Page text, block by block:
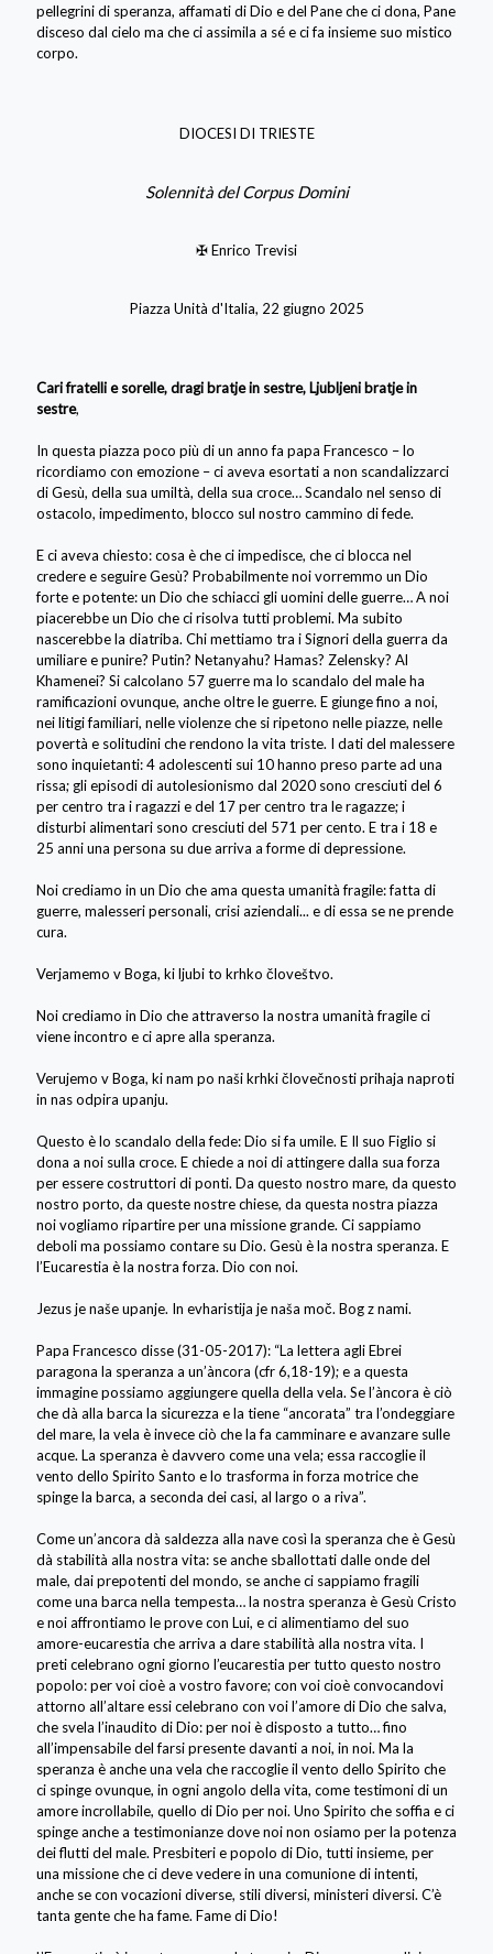
pellegrini di speranza, affamati di Dio e del Pane che ci dona, Pane
disceso dal cielo ma che ci assimila a sé e ci fa insieme suo mistico
corpo.
DIOCESI DI TRIESTE
Solennità del Corpus Domini
✠ Enrico Trevisi
Piazza Unità d'Italia, 22 giugno 2025
Cari fratelli e sorelle, dragi bratje in sestre, Ljubljeni bratje in
sestre,
In questa piazza poco più di un anno fa papa Francesco – lo
ricordiamo con emozione – ci aveva esortati a non scandalizzarci
di Gesù, della sua umiltà, della sua croce… Scandalo nel senso di
ostacolo, impedimento, blocco sul nostro cammino di fede.
E ci aveva chiesto: cosa è che ci impedisce, che ci blocca nel
credere e seguire Gesù? Probabilmente noi vorremmo un Dio
forte e potente: un Dio che schiacci gli uomini delle guerre… A noi
piacerebbe un Dio che ci risolva tutti problemi. Ma subito
nascerebbe la diatriba. Chi mettiamo tra i Signori della guerra da
umiliare e punire? Putin? Netanyahu? Hamas? Zelensky? Al
Khamenei? Si calcolano 57 guerre ma lo scandalo del male ha
ramificazioni ovunque, anche oltre le guerre. E giunge fino a noi,
nei litigi familiari, nelle violenze che si ripetono nelle piazze, nelle
povertà e solitudini che rendono la vita triste. I dati del malessere
sono inquietanti: 4 adolescenti sui 10 hanno preso parte ad una
rissa; gli episodi di autolesionismo dal 2020 sono cresciuti del 6
per centro tra i ragazzi e del 17 per centro tra le ragazze; i
disturbi alimentari sono cresciuti del 571 per cento. E tra i 18 e
25 anni una persona su due arriva a forme di depressione.
Noi crediamo in un Dio che ama questa umanità fragile: fatta di
guerre, malesseri personali, crisi aziendali... e di essa se ne prende
cura.
Verjamemo v Boga, ki ljubi to krhko človeštvo.
Noi crediamo in Dio che attraverso la nostra umanità fragile ci
viene incontro e ci apre alla speranza.
Verujemo v Boga, ki nam po naši krhki človečnosti prihaja naproti
in nas odpira upanju.
Questo è lo scandalo della fede: Dio si fa umile. E Il suo Figlio si
dona a noi sulla croce. E chiede a noi di attingere dalla sua forza
per essere costruttori di ponti. Da questo nostro mare, da questo
nostro porto, da queste nostre chiese, da questa nostra piazza
noi vogliamo ripartire per una missione grande. Ci sappiamo
deboli ma possiamo contare su Dio. Gesù è la nostra speranza. E
l’Eucarestia è la nostra forza. Dio con noi.
Jezus je naše upanje. In evharistija je naša moč. Bog z nami.
Papa Francesco disse (31-05-2017): “La lettera agli Ebrei
paragona la speranza a un’àncora (cfr 6,18-19); e a questa
immagine possiamo aggiungere quella della vela. Se l’àncora è ciò
che dà alla barca la sicurezza e la tiene “ancorata” tra l’ondeggiare
del mare, la vela è invece ciò che la fa camminare e avanzare sulle
acque. La speranza è davvero come una vela; essa raccoglie il
vento dello Spirito Santo e lo trasforma in forza motrice che
spinge la barca, a seconda dei casi, al largo o a riva”.
Come un’ancora dà saldezza alla nave così la speranza che è Gesù
dà stabilità alla nostra vita: se anche sballottati dalle onde del
male, dai prepotenti del mondo, se anche ci sappiamo fragili
come una barca nella tempesta… la nostra speranza è Gesù Cristo
e noi affrontiamo le prove con Lui, e ci alimentiamo del suo
amore-eucarestia che arriva a dare stabilità alla nostra vita. I
preti celebrano ogni giorno l’eucarestia per tutto questo nostro
popolo: per voi cioè a vostro favore; con voi cioè convocandovi
attorno all’altare essi celebrano con voi l’amore di Dio che salva,
che svela l’inaudito di Dio: per noi è disposto a tutto… fino
all’impensabile del farsi presente davanti a noi, in noi. Ma la
speranza è anche una vela che raccoglie il vento dello Spirito che
ci spinge ovunque, in ogni angolo della vita, come testimoni di un
amore incrollabile, quello di Dio per noi. Uno Spirito che soffia e ci
spinge anche a testimonianze dove noi non osiamo per la potenza
dei flutti del male. Presbiteri e popolo di Dio, tutti insieme, per
una missione che ci deve vedere in una comunione di intenti,
anche se con vocazioni diverse, stili diversi, ministeri diversi. C’è
tanta gente che ha fame. Fame di Dio!